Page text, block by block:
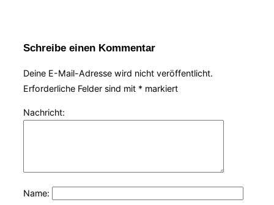
Schreibe einen Kommentar
Deine E-Mail-Adresse wird nicht veröffentlicht.
Erforderliche Felder sind mit * markiert
Nachricht:
Name: